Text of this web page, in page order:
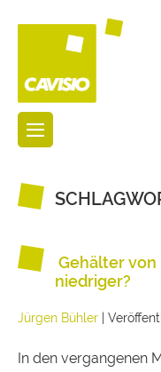
Gehälter von
niedriger?
Jürgen Bühler
In den vergangenen